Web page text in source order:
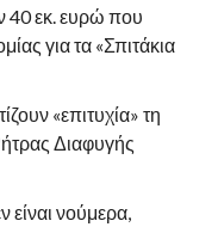
40 εκ. ευρώ που
για τα «Σπιτάκια
«επιτυχία» τη
Διαφυγής
είναι νούμερα,